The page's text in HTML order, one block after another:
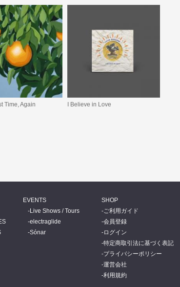
Time, Again I Believe in Love
EVENTS
Live Shows / Tours
electraglide
Sónar
SHOP
ご利用ガイド
会員登録
ログイン
特定商取引法に基づく表記
プライバシーポリシー
運営会社
利用規約